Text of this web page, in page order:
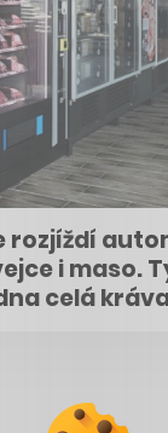
rozjíždí
i maso.
celá